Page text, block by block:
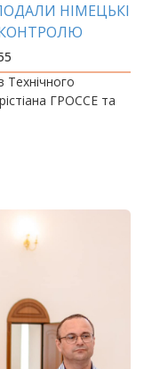
НІМЕЦЬКІ
КОНТРОЛЮ
Технічного
ГРОССЕ та